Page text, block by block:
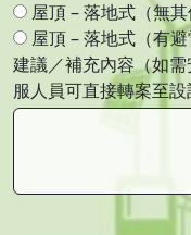
屋頂 – 落地式（無其
屋頂 – 落地式（有
建議／補充內容（如
服人員可直接轉案至設